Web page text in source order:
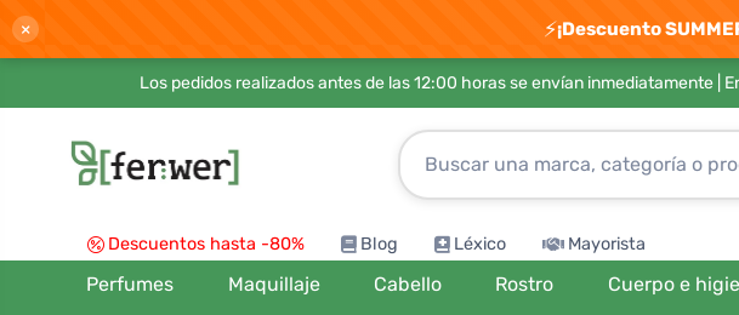
× ⚡¡Descuento
Los pedidos realizados antes de las 12:00 horas se envían inmediatamente |
Descuentos hasta -80% Blog Léxico Mayorista
Perfumes Maquillaje Cabello Rostro Cuerpo e